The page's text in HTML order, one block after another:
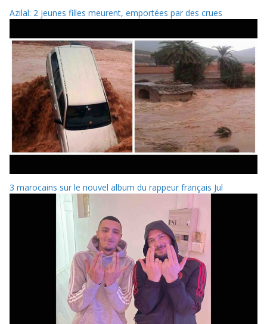
Azilal: 2 jeunes filles meurent, emportées par des crues
3 marocains sur le nouvel album du rappeur français Jul